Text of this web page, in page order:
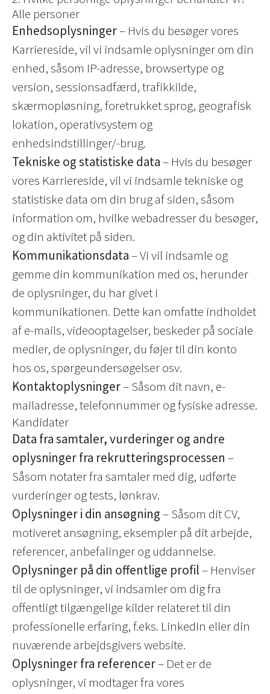
Alle personer
Enhedsoplysninger– Hvis du besøger vores
Karriereside, vil vi indsamle oplysninger om din
enhed, såsom IP-adresse, browsertype og
version, sessionsadfærd, trafikkilde,
skærmopløsning, foretrukket sprog, geografisk
lokation, operativsystem og
enhedsindstillinger/-brug.
Tekniske og statistiske data– Hvis du besøger
vores Karriereside, vil vi indsamle tekniske og
statistiske data om din brug af siden, såsom
information om, hvilke webadresser du besøger,
og din aktivitet på siden.
Kommunikationsdata– Vi vil indsamle og
gemme din kommunikation med os, herunder
de oplysninger, du har givet i
kommunikationen. Dette kan omfatte indholdet
af e-mails, videooptagelser, beskeder på sociale
medier, de oplysninger, du føjer til din konto
hos os, spørgeundersøgelser osv.
Kontaktoplysninger– Såsom dit navn, e-
mailadresse, telefonnummer og fysiske adresse.
Kandidater
Data fra samtaler, vurderinger og andre
oplysninger fra rekrutteringsprocessen –
Såsom notater fra samtaler med dig, udførte
vurderinger og tests, lønkrav.
Oplysninger i din ansøgning– Såsom dit CV,
motiveret ansøgning, eksempler på dit arbejde,
referencer, anbefalinger og uddannelse.
Oplysninger på din offentlige profil– Henviser
til de oplysninger, vi indsamler om dig fra
offentligt tilgængelige kilder relateret til din
professionelle erfaring, f.eks. LinkedIn eller din
nuværende arbejdsgivers website.
Oplysninger fra referencer– Det er de
oplysninger, vi modtager fra vores